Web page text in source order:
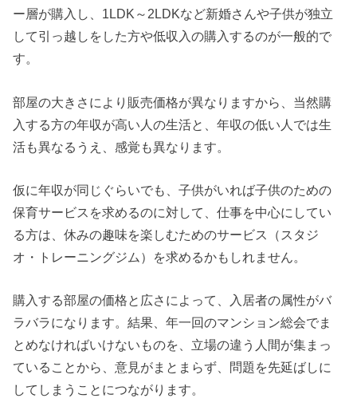
ー層が購入し、1LDK～2LDKなど新婚さんや子供が独立
して引っ越しをした方や低収入の購入するのが一般的で
す。
部屋の大きさにより販売価格が異なりますから、当然購
入する方の年収が高い人の生活と、年収の低い人では生
活も異なるうえ、感覚も異なります。
仮に年収が同じぐらいでも、子供がいれば子供のための
保育サービスを求めるのに対して、仕事を中心にしてい
る方は、休みの趣味を楽しむためのサービス（スタジ
オ・トレーニングジム）を求めるかもしれません。
購入する部屋の価格と広さによって、入居者の属性がバ
ラバラになります。結果、年一回のマンション総会でま
とめなければいけないものを、立場の違う人間が集まっ
ていることから、意見がまとまらず、問題を先延ばしに
してしまうことにつながります。